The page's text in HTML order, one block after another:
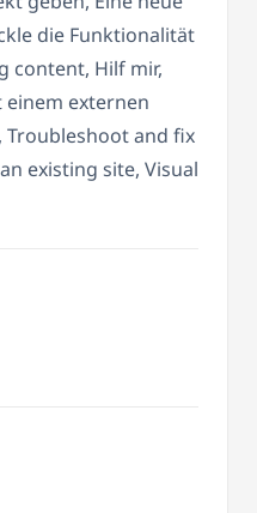
die Funktionalität
content, Hilf mir,
externen
Troubleshoot and fix
existing site, Visual